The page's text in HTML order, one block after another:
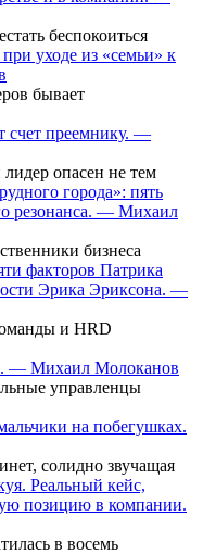
беспокоиться
уходе из «семьи» к
бывает
счет преемнику. —
опасен не тем
города»: пять
резонанса. — Михаил
бизнеса
факторов Патрика
Эрика Эриксона. —
и HRD
— Михаил Молоканов
управленцы
на побегушках.
солидно звучащая
Реальный кейс,
позицию в компании.
в восемь